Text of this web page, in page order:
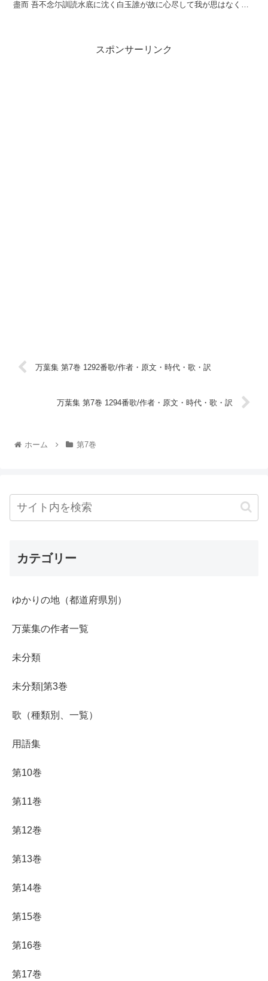
盡而 吾不念尓訓読水底に沈く白玉誰が故に心尽して我が思はなくに
スポンサーリンク
万葉集 第7巻 1292番歌/作者・原文・時代・歌・訳
万葉集 第7巻 1294番歌/作者・原文・時代・歌・訳
ホーム 第7巻
カテゴリー
ゆかりの地（都道府県別）
万葉集の作者一覧
未分類
未分類|第3巻
歌（種類別、一覧）
用語集
第10巻
第11巻
第12巻
第13巻
第14巻
第15巻
第16巻
第17巻